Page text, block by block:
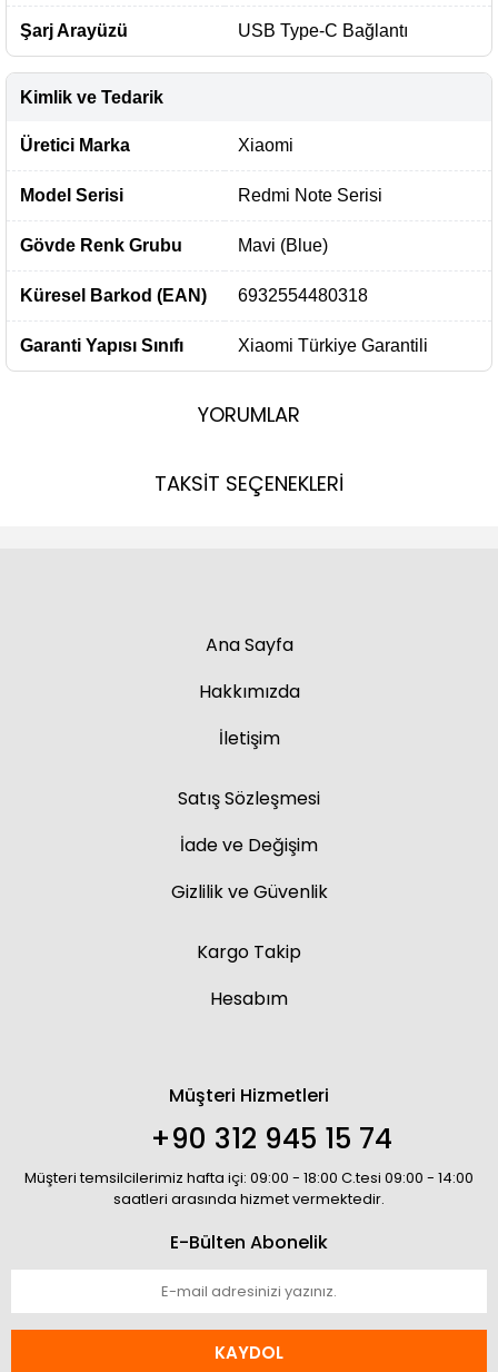
Şarj Arayüzü USB Type-C Bağlantı
Kimlik ve Tedarik
Üretici Marka Xiaomi
Model Serisi Redmi Note Serisi
Gövde Renk Grubu Mavi (Blue)
Küresel Barkod (EAN) 6932554480318
Garanti Yapısı Sınıfı Xiaomi Türkiye Garantili
YORUMLAR
TAKSİT SEÇENEKLERİ
Ana Sayfa
Hakkımızda
İletişim
Satış Sözleşmesi
İade ve Değişim
Gizlilik ve Güvenlik
Kargo Takip
Hesabım
Müşteri Hizmetleri
+90 312 945 15 74
Müşteri temsilcilerimiz hafta içi: 09:00 - 18:00 C.tesi 09:00 - 14:00
saatleri arasında hizmet vermektedir.
E-Bülten Abonelik
KAYDOL